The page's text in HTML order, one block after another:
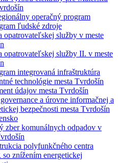
operačný program
ľudské zdroje
opatrovateľskej služby v meste
opatrovateľskej služby II. v meste
integrovaná infraštruktúra
technológie mesta Tvrdošín
údajov mesta Tvrdošín
a úrovne informačnej a
bezpečnosti mesta Tvrdošín
zber komunálnych odpadov v
polyfunkčného centra
znížením energetickej